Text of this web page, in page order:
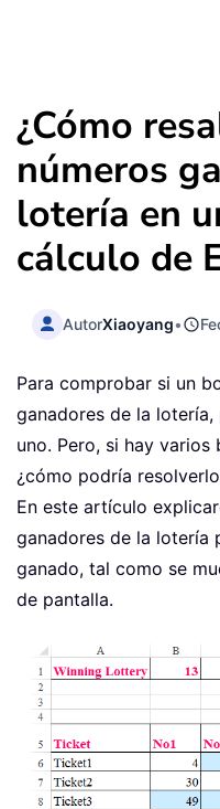
¿Cómo
números
lotería en
cálculo de
AutorXiaoyang•
Para comprobar si un
ganadores de la
uno. Pero, si hay
¿cómo podría
En este artículo
ganadores de la lotería
ganado, tal como se
de pantalla.